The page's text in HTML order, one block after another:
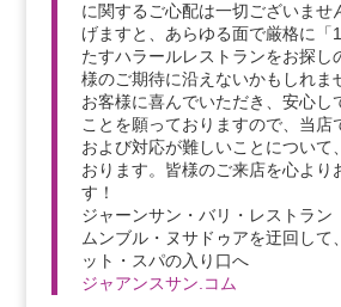
に関するご心配は一切ございませ
げますと、あらゆる面で厳格に「
たすハラールレストランをお探し
様のご期待に沿えないかもしれま
お客様に喜んでいただき、安心し
ことを願っておりますので、当店
および対応が難しいことについて
おります。皆様のご来店を心より
す！
ジャーンサン・バリ・レストラン
ムンブル・ヌサドゥアを迂回して
ット・スパの入り口へ
ジャアンスサン.コム